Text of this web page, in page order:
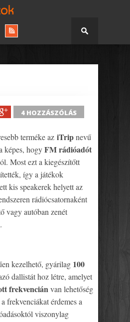
4 HOZZÁSZÓLÁS
terméke az iTripnevű
képes, hogyFM rádióadót
Most ezt a kiegészítőtt
így a játékok
kis speakerek helyett az
rádiócsatornaként
vagy autóban zenét
kezelhető, gyárilag 100
dallistát hoz létre, amelyet
frekvenciánvan lehetőség
frekvenciákat érdemes a
viszonylag